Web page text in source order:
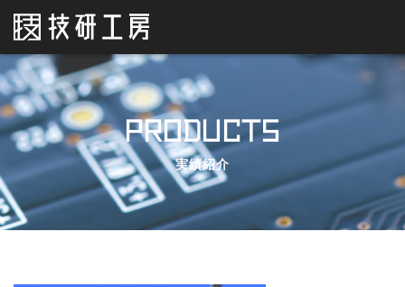
PRODUCTS
実績紹介